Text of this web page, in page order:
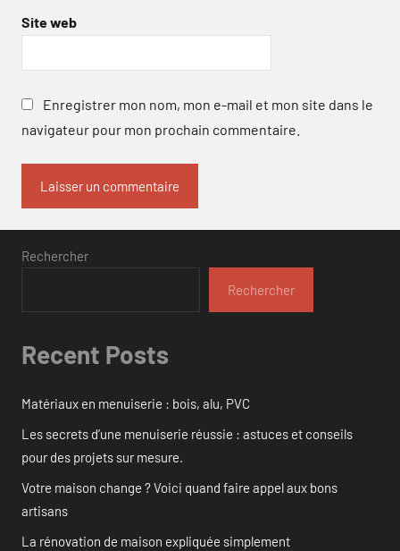
Site web
Enregistrer mon nom, mon e-mail et mon site dans le
navigateur pour mon prochain commentaire.
Rechercher
Rechercher
Recent Posts
Matériaux en menuiserie : bois, alu, PVC
Les secrets d’une menuiserie réussie : astuces et conseils
pour des projets sur mesure.
Votre maison change ? Voici quand faire appel aux bons
artisans
La rénovation de maison expliquée simplement